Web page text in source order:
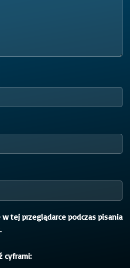
tej przeglądarce podczas pisania
cyframi: